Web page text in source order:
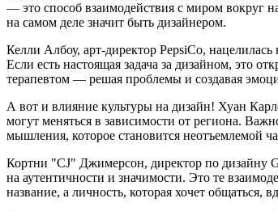
— это способ взаимодействия с миром вокруг
на самом деле значит быть дизайнером.
Келли Албоу, арт-директор PepsiCo,
Если есть настоящая задача за дизайном, это
терапевтом — решая проблемы и создавая
А вот и влияние культуры на дизайн! Хуан
могут меняться в зависимости от региона.
мышления, которое становится неотъемлемой
Кортни "CJ" Джимерсон, директор по дизайну
на аутентичности и значимости. Это те
название, а личность, которая хочет общаться,